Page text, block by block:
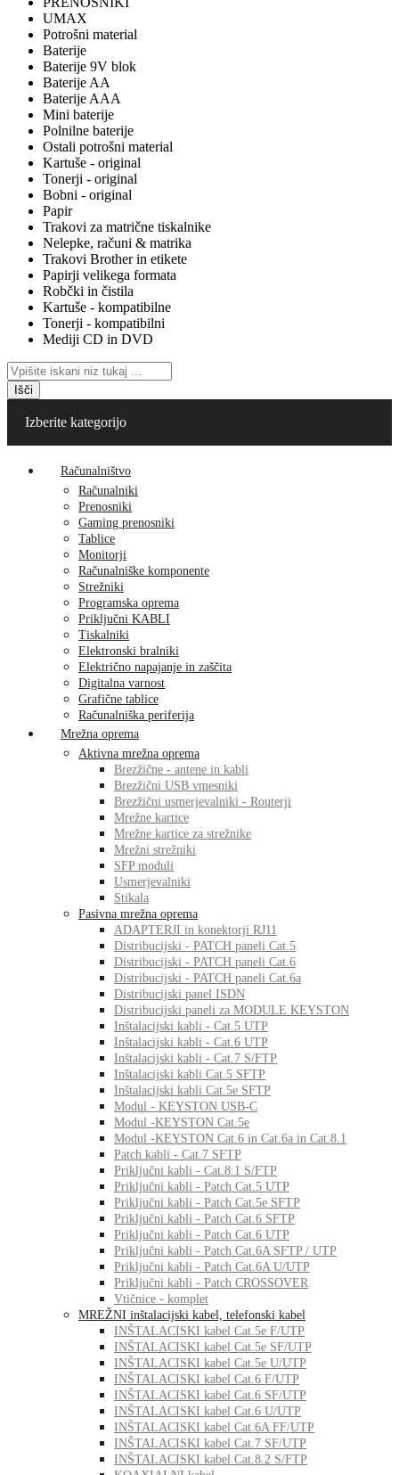
UMAX
Potrošni material
Baterije
Baterije 9V blok
Baterije AA
Baterije AAA
Mini baterije
Polnilne baterije
Ostali potrošni material
Kartuše - original
Tonerji - original
Bobni - original
Papir
Trakovi za matrične tiskalnike
Nelepke, računi & matrika
Trakovi Brother in etikete
Papirji velikega formata
Robčki in čistila
Kartuše - kompatibilne
Tonerji - kompatibilni
Mediji CD in DVD
Išči
Izberite kategorijo
Računalništvo
Računalniki
Prenosniki
Gaming prenosniki
Tablice
Monitorji
Računalniške komponente
Strežniki
Programska oprema
Priključni KABLI
Tiskalniki
Elektronski bralniki
Električno napajanje in zaščita
Digitalna varnost
Grafične tablice
Računalniška periferija
Mrežna oprema
Aktivna mrežna oprema
Brezžične - antene in kabli
Brezžični USB vmesniki
Brezžični usmerjevalniki - Routerji
Mrežne kartice
Mrežne kartice za strežnike
Mrežni strežniki
SFP moduli
Usmerjevalniki
Stikala
Pasivna mrežna oprema
ADAPTERJI in konektorji RJ11
Distribucijski - PATCH paneli Cat.5
Distribucijski - PATCH paneli Cat.6
Distribucijski - PATCH paneli Cat.6a
Distribucijski panel ISDN
Distribucijski paneli za MODULE KEYSTON
Inštalacijski kabli - Cat.5 UTP
Inštalacijski kabli - Cat.6 UTP
Inštalacijski kabli - Cat.7 S/FTP
Inštalacijski kabli Cat.5 SFTP
Inštalacijski kabli Cat.5e SFTP
Modul - KEYSTON USB-C
Modul -KEYSTON Cat.5e
Modul -KEYSTON Cat.6 in Cat.6a in Cat.8.1
Patch kabli - Cat.7 SFTP
Priključni kabli - Cat.8.1 S/FTP
Priključni kabli - Patch Cat.5 UTP
Priključni kabli - Patch Cat.5e SFTP
Priključni kabli - Patch Cat.6 SFTP
Priključni kabli - Patch Cat.6 UTP
Priključni kabli - Patch Cat.6A SFTP / UTP
Priključni kabli - Patch Cat.6A U/UTP
Priključni kabli - Patch CROSSOVER
Vtičnice - komplet
MREŽNI inštalacijski kabel, telefonski kabel
INŠTALACISKI kabel Cat.5e F/UTP
INŠTALACISKI kabel Cat.5e SF/UTP
INŠTALACISKI kabel Cat.5e U/UTP
INŠTALACISKI kabel Cat.6 F/UTP
INŠTALACISKI kabel Cat.6 SF/UTP
INŠTALACISKI kabel Cat.6 U/UTP
INŠTALACISKI kabel Cat.6A FF/UTP
INŠTALACISKI kabel Cat.7 SF/UTP
INŠTALACISKI kabel Cat.8.2 S/FTP